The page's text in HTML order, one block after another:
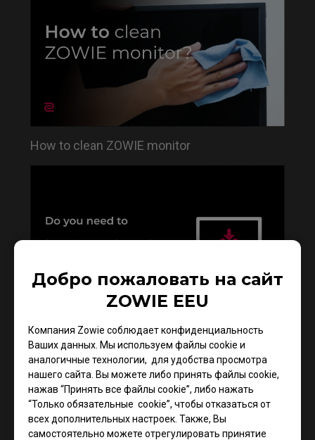
Добро пожаловать на сайт
ZOWIE EEU
Компания Zowie соблюдает конфиденциальность
Ваших данных. Мы используем файлы cookie и
аналогичные технологии, для удобства просмотра
нашего сайта. Вы можете либо принять файлы cookie,
нажав “Принять все файлы cookie”, либо нажать
“Только обязательные cookie”, чтобы отказаться от
всех дополнительных настроек. Также, Вы
самостоятельно можете отрегулировать принятие
How to clean ZOWIE monitor
Do you need to install the monitor driver in XL
series?